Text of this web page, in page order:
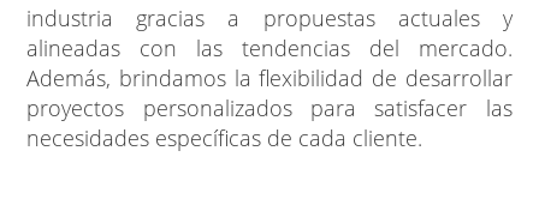
industria gracias a propuestas actuales y
alineadas con las tendencias del mercado.
Además, brindamos la flexibilidad de desarrollar
proyectos personalizados para satisfacer las
necesidades específicas de cada cliente.